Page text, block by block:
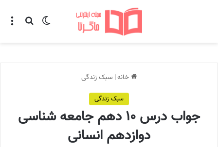
تغییر پوسته
خانه| سبک زندگی
سبک زندگی
جواب درس ۱۰ دهم جامعه شناسی
دوازدهم انسانی